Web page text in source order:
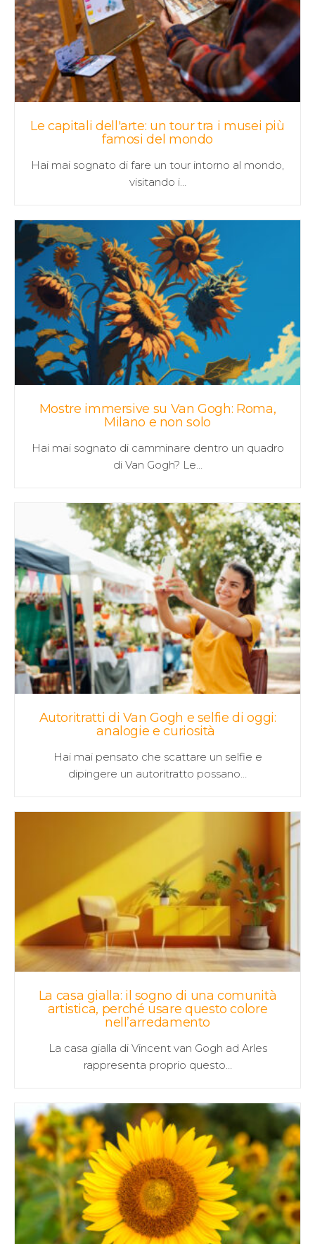
Le capitali dell'arte: un tour tra i musei più
famosi del mondo
Hai mai sognato di fare un tour intorno al mondo,
visitando i…
Mostre immersive su Van Gogh: Roma,
Milano e non solo
Hai mai sognato di camminare dentro un quadro
di Van Gogh? Le…
Autoritratti di Van Gogh e selfie di oggi:
analogie e curiosità
Hai mai pensato che scattare un selfie e
dipingere un autoritratto possano…
La casa gialla: il sogno di una comunità
artistica, perché usare questo colore
nell’arredamento
La casa gialla di Vincent van Gogh ad Arles
rappresenta proprio questo…